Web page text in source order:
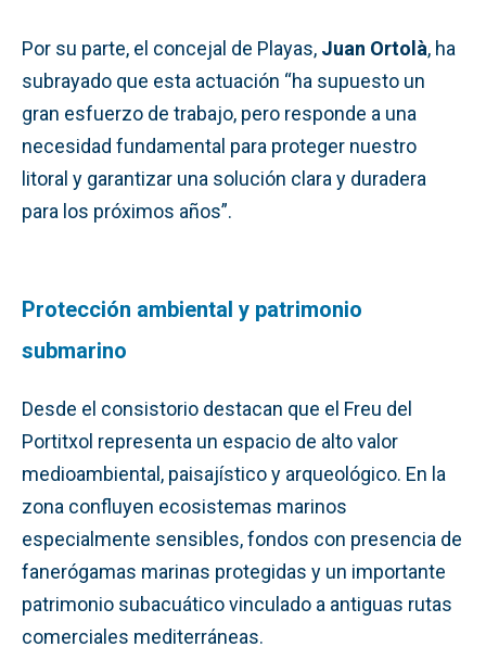
Por su parte, el concejal de Playas, Juan Ortolà, ha
subrayado que esta actuación “ha supuesto un
gran esfuerzo de trabajo, pero responde a una
necesidad fundamental para proteger nuestro
litoral y garantizar una solución clara y duradera
para los próximos años”.
Protección ambiental y patrimonio
submarino
Desde el consistorio destacan que el Freu del
Portitxol representa un espacio de alto valor
medioambiental, paisajístico y arqueológico. En la
zona confluyen ecosistemas marinos
especialmente sensibles, fondos con presencia de
fanerógamas marinas protegidas y un importante
patrimonio subacuático vinculado a antiguas rutas
comerciales mediterráneas.